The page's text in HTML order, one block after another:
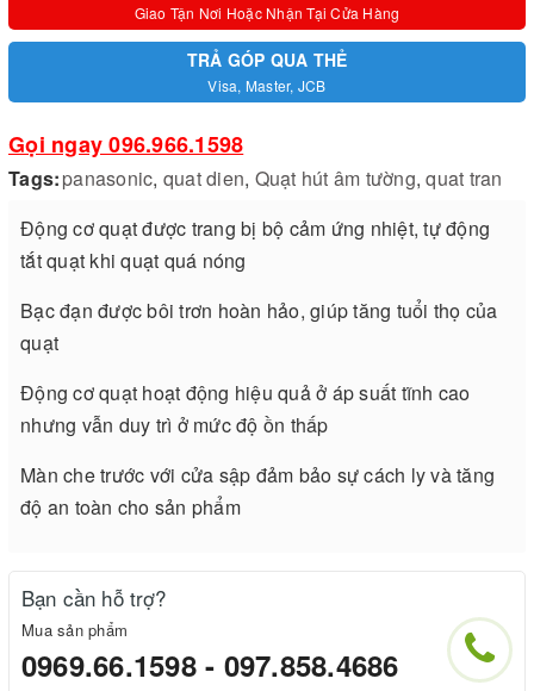
Giao Tận Nơi Hoặc Nhận Tại Cửa Hàng
TRẢ GÓP QUA THẺ
Visa, Master, JCB
Gọi ngay 096.966.1598
Tags:panasonic, quat dien, Quạt hút âm tường,quat tran
Động cơ quạt được trang bị bộ cảm ứng nhiệt, tự động
tắt quạt khi quạt quá nóng
Bạc đạn được bôi trơn hoàn hảo, giúp tăng tuổi thọ của
quạt
Động cơ quạt hoạt động hiệu quả ở áp suất tĩnh cao
nhưng vẫn duy trì ở mức độ ồn thấp
Màn che trước với cửa sập đảm bảo sự cách ly và tăng
độ an toàn cho sản phẩm
Bạn cần hỗ trợ?
Mua sản phẩm
0969.66.1598 - 097.858.4686